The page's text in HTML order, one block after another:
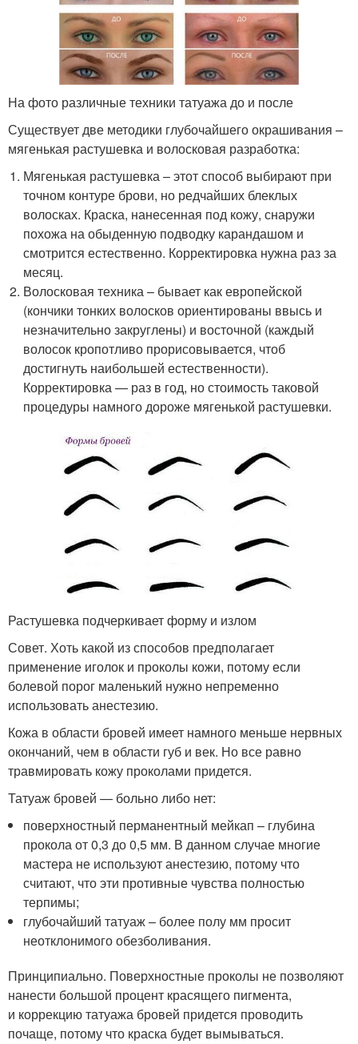
На фото различные техники татуажа до и после
Существует две методики глубочайшего окрашивания –
мягенькая растушевка и волосковая разработка:
Мягенькая растушевка – этот способ выбирают при
точном контуре брови, но редчайших блеклых
волосках. Краска, нанесенная под кожу, снаружи
похожа на обыденную подводку карандашом и
смотрится естественно. Корректировка нужна раз за
месяц.
Волосковая техника – бывает как европейской
(кончики тонких волосков ориентированы ввысь и
незначительно закруглены) и восточной (каждый
волосок кропотливо прорисовывается, чтоб
достигнуть наибольшей естественности).
Корректировка — раз в год, но стоимость таковой
процедуры намного дороже мягенькой растушевки.
Растушевка подчеркивает форму и излом
Совет. Хоть какой из способов предполагает
применение иголок и проколы кожи, потому если
болевой порог маленький нужно непременно
использовать анестезию.
Кожа в области бровей имеет намного меньше нервных
окончаний, чем в области губ и век. Но все равно
травмировать кожу проколами придется.
Татуаж бровей — больно либо нет:
поверхностный перманентный мейкап – глубина
прокола от 0,3 до 0,5 мм. В данном случае многие
мастера не используют анестезию, потому что
считают, что эти противные чувства полностью
терпимы;
глубочайший татуаж – более полу мм просит
неотклонимого обезболивания.
Принципиально. Поверхностные проколы не позволяют
нанести большой процент красящего пигмента,
и коррекцию татуажа бровей придется проводить
почаще, потому что краска будет вымываться.